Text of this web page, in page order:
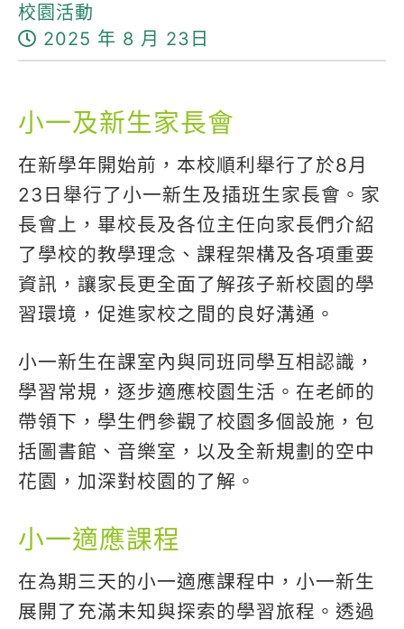
校園活動
2025 年 8 月 23日
小一及新生家長會
在新學年開始前，本校順利舉行了於8月
23日舉行了小一新生及插班生家長會。家
長會上，畢校長及各位主任向家長們介紹
了學校的教學理念、課程架構及各項重要
資訊，讓家長更全面了解孩子新校園的學
習環境，促進家校之間的良好溝通。
小一新生在課室內與同班同學互相認識，
學習常規，逐步適應校園生活。在老師的
帶領下，學生們參觀了校園多個設施，包
括圖書館、音樂室，以及全新規劃的空中
花園，加深對校園的了解。
小一適應課程
在為期三天的小一適應課程中，小一新生
展開了充滿未知與探索的學習旅程。透過